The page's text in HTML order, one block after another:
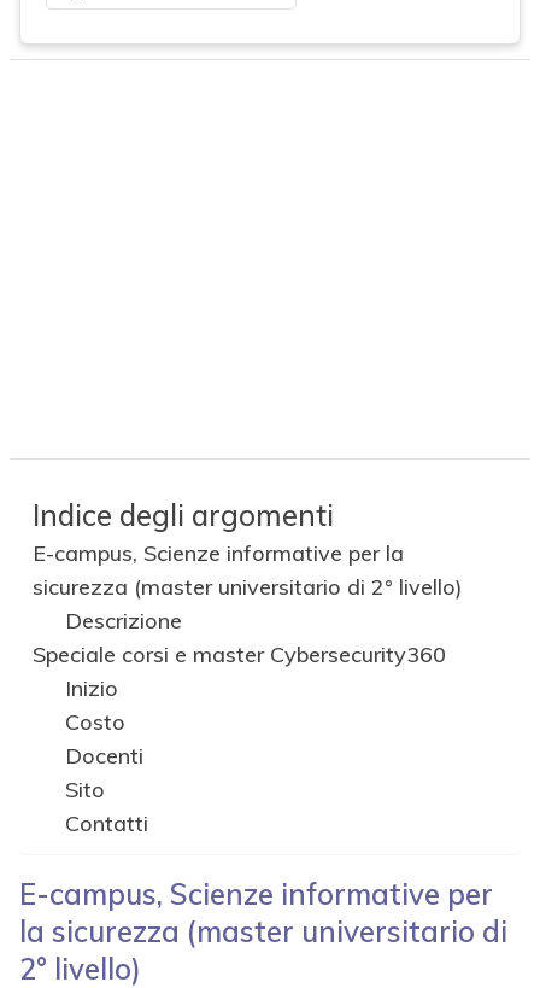
Indice degli argomenti
E-campus, Scienze informative per la
sicurezza (master universitario di 2° livello)
Descrizione
Speciale corsi e master Cybersecurity360
Inizio
Costo
Docenti
Sito
Contatti
E-campus, Scienze informative per
la sicurezza (master universitario di
2° livello)